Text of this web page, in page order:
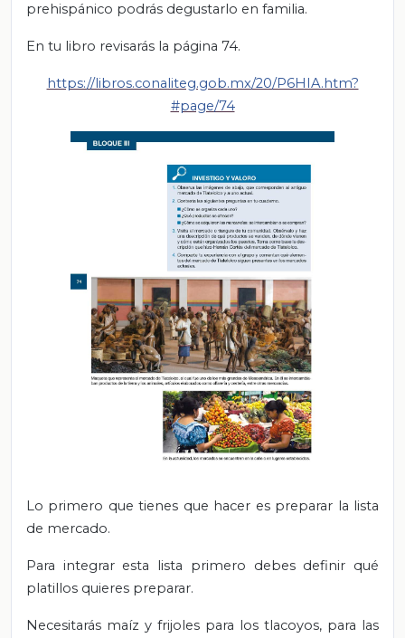
prehispánico podrás degustarlo en familia.
En tu libro revisarás la página 74.
https://libros.conaliteg.gob.mx/20/P6HIA.htm?
#page/74
Lo primero que tienes que hacer es preparar la lista
de mercado.
Para integrar esta lista primero debes definir qué
platillos quieres preparar.
Necesitarás maíz y frijoles para los tlacoyos, para las